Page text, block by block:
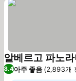
알베르고 파노
8.4아주 좋음 (2,893개